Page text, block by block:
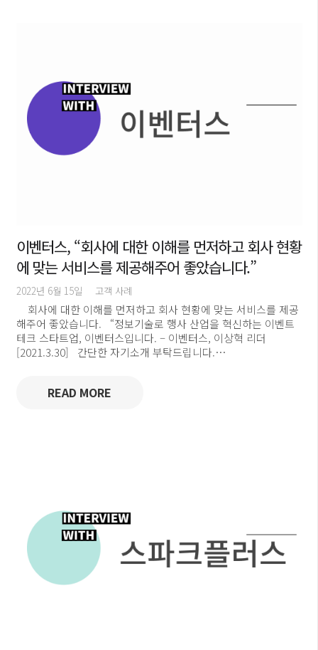
이벤터스, “회사에 대한 이해를 먼저하고 회사 현황
에 맞는 서비스를 제공해주어 좋았습니다.”
2022년 6월 15일 고객 사례
회사에 대한 이해를 먼저하고 회사 현황에 맞는 서비스를 제공
해주어 좋았습니다. “정보기술로 행사 산업을 혁신하는 이벤트
테크 스타트업, 이벤터스입니다. – 이벤터스, 이상혁 리더
[2021.3.30] 간단한 자기소개 부탁드립니다.…
READ MORE